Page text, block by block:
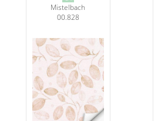
Mistelbach
00.828